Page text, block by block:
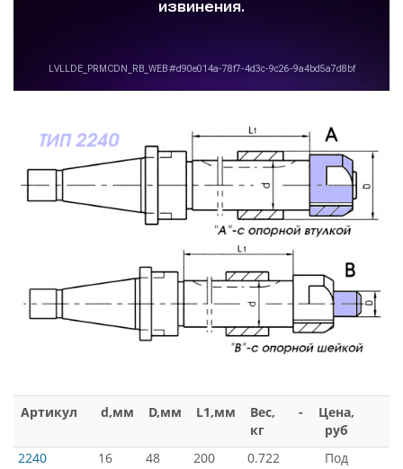
Артикул d,мм D,мм L1,мм
Вес,
кг
-
Цена,
руб
2240
16 48 200 0.722
Под